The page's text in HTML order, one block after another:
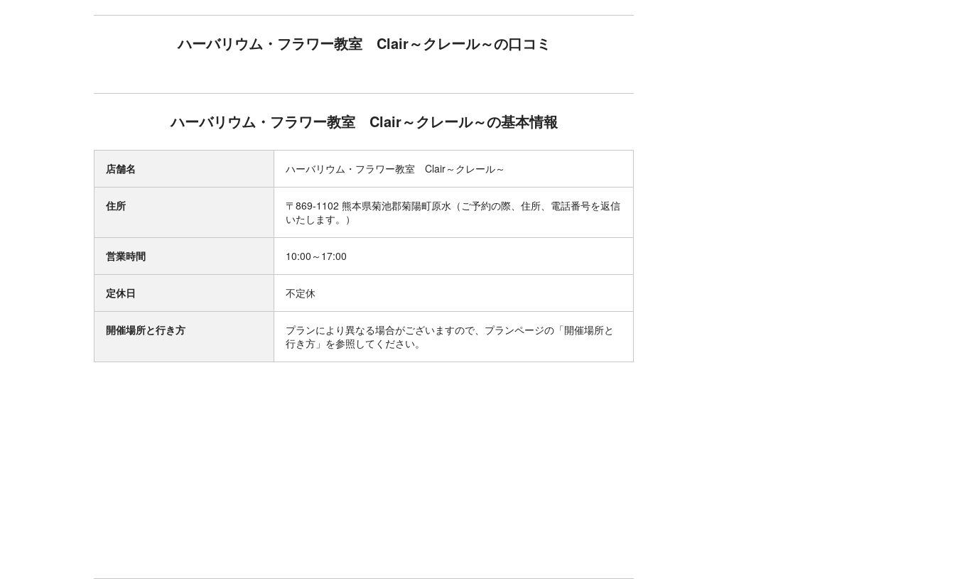
ハーバリウム・フラワー教室 Clair～クレール～の口コミ
ハーバリウム・フラワー教室 Clair～クレール～の基本情報
店舗名 ハーバリウム・フラワー教室 Clair～クレール～
住所
〒869-1102 熊本県菊池郡菊陽町原水（ご予約の際、住所、電話番号を返信
いたします。）
営業時間 10:00～17:00
定休日 不定休
開催場所と行き方
プランにより異なる場合がございますので、プランページの「開催場所と
行き方」を参照してください。